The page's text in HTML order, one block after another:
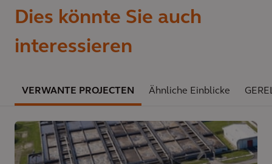
Dies könnte Sie auch
interessieren
VERWANTE PROJECTEN Ähnliche Einblicke